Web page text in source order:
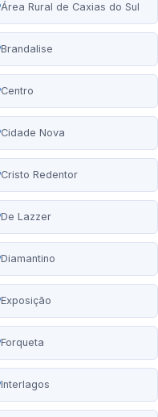
Área Rural de Caxias do Sul
Brandalise
Centro
Cidade Nova
Cristo Redentor
De Lazzer
Diamantino
Exposição
Forqueta
Interlagos